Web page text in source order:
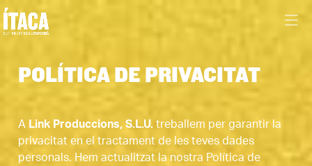
POLÍTICA DE PRIVACITAT
A Link Produccions, S.L.U.treballem per garantir la
privacitat en el tractament de les teves dades
personals. Hem actualitzat la nostra Política de